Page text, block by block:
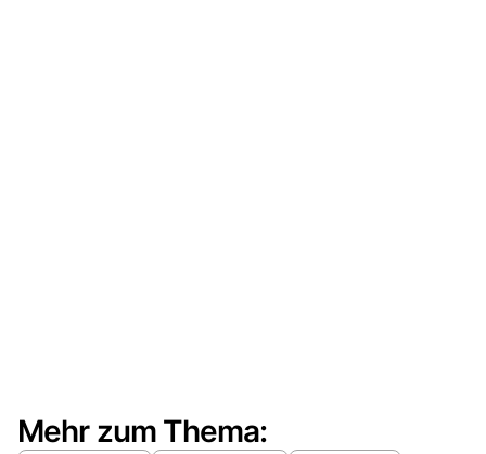
Mehr zum Thema: